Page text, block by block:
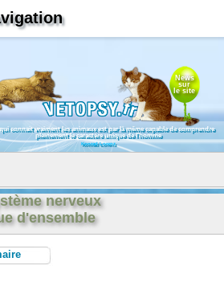
News
sur
le site
connait vraiment les animaux est par là même capable de comprendre
pleinement le caractère unique de l'homme
Konrad Lorenz
nerveux
d'ensemble